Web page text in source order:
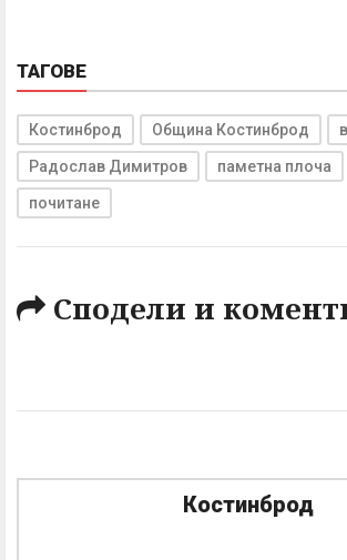
ТАГОВЕ
Костинброд Община Костинброд
Радослав Димитров паметна плоча
почитане
Сподели и
Костинброд